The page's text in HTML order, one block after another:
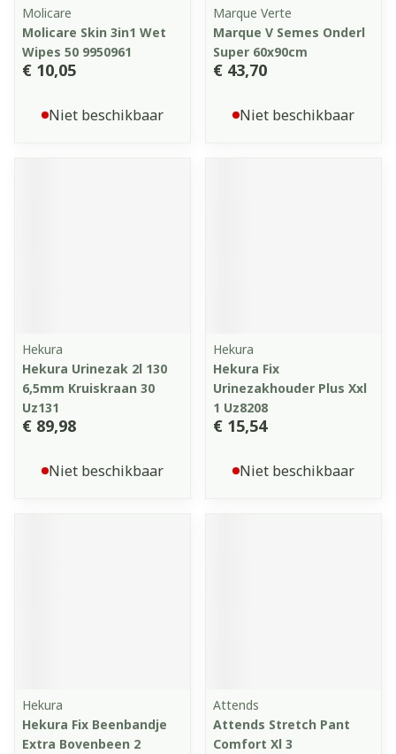
Molicare
Molicare Skin 3in1 Wet
Wipes 50 9950961
€ 10,05
Niet beschikbaar
Marque Verte
Marque V Semes Onderl
Super 60x90cm
€ 43,70
Niet beschikbaar
Hekura
Hekura Urinezak 2l 130
6,5mm Kruiskraan 30
Uz131
€ 89,98
Niet beschikbaar
Hekura
Hekura Fix
Urinezakhouder Plus Xxl
1 Uz8208
€ 15,54
Niet beschikbaar
Hekura
Hekura Fix Beenbandje
Extra Bovenbeen 2
Attends
Attends Stretch Pant
Comfort Xl 3